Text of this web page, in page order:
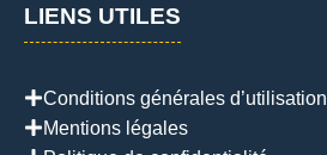
LIENS UTILES
Conditions générales d’utilisation
Mentions légales